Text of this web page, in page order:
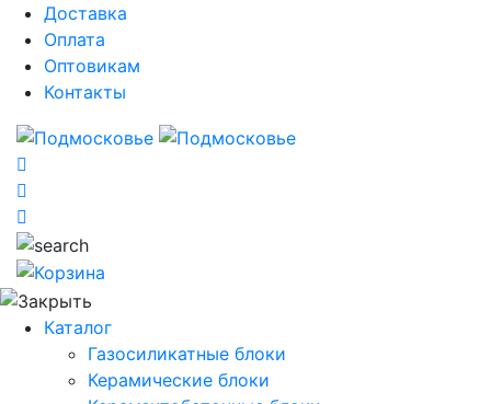
Доставка
Оплата
Оптовикам
Контакты
Каталог
Газосиликатные блоки
Керамические блоки